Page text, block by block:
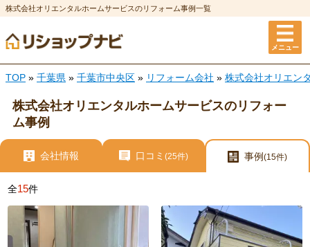
株式会社オリエンタルホームサービスのリフォーム事例一覧
メニュー
TOP » 千葉県 » 千葉市中央区 » リフォーム会社 » 株式会社オリエン
株式会社オリエンタルホームサービスのリフォー
ム事例
会社情報 口コミ (25件) 事例 (15件)
全15件